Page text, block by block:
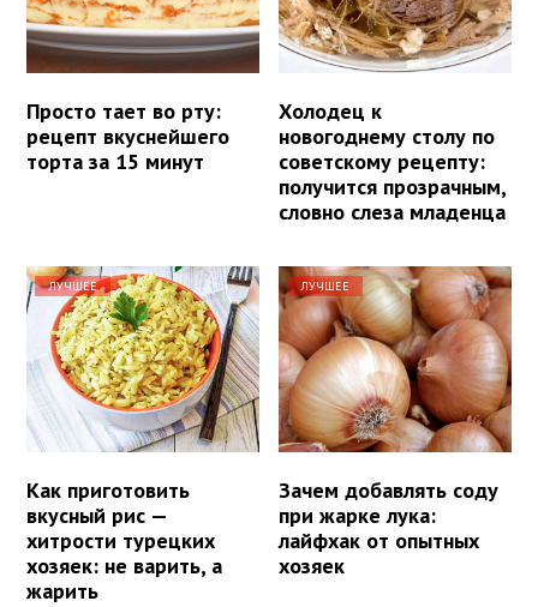
Просто тает во рту:
рецепт вкуснейшего
торта за 15 минут
Холодец к
новогоднему столу по
советскому рецепту:
получится прозрачным,
словно слеза младенца
ЛУЧШЕЕ
Как приготовить
вкусный рис —
хитрости турецких
хозяек: не варить, а
жарить
ЛУЧШЕЕ
Зачем добавлять соду
при жарке лука:
лайфхак от опытных
хозяек